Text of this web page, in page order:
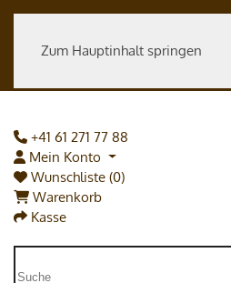
Zum Hauptinhalt springen
+41 61 271 77 88
Mein Konto
Wunschliste (0)
Warenkorb
Kasse